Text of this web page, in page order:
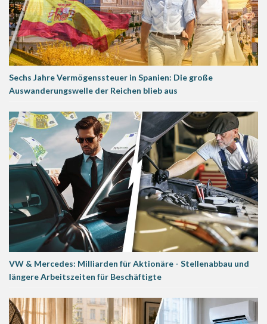
Sechs Jahre Vermögenssteuer in Spanien: Die große
Auswanderungswelle der Reichen blieb aus
VW & Mercedes: Milliarden für Aktionäre - Stellenabbau und
längere Arbeitszeiten für Beschäftigte